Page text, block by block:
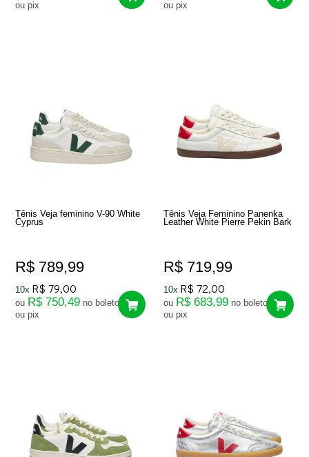
ou pix ou pix
Tênis Veja feminino V-90 White
Cyprus
R$ 789,99
10x R$ 79,00
ou R$ 750,49 no boleto
ou pix
Tênis Veja Feminino Panenka
Leather White Pierre Pekin Bark
R$ 719,99
10x R$ 72,00
ou R$ 683,99 no boleto
ou pix